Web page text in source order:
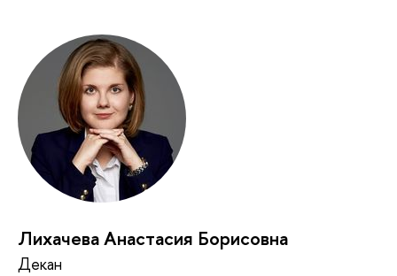
Лихачева Анастасия Борисовна
Декан